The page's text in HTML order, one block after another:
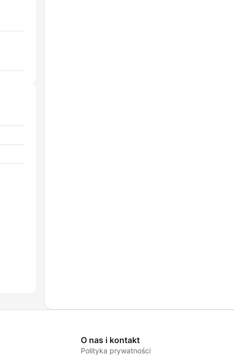
O nas i kontakt
Polityka prywatności